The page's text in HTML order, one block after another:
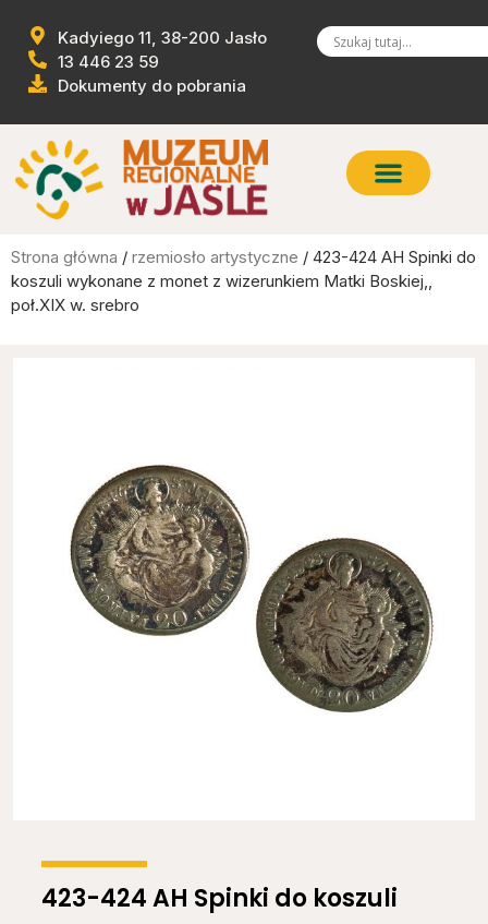
Kadyiego 11, 38-200 Jasło
13 446 23 59
Dokumenty do pobrania
Strona główna / rzemiosło artystyczne / 423-424 AH Spinki do
koszuli wykonane z monet z wizerunkiem Matki Boskiej,,
poł.XIX w. srebro
423-424 AH Spinki do koszuli